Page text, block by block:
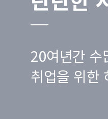
20여년간 수
취업을 위한